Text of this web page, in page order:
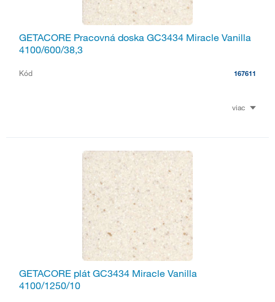
GETACORE Pracovná doska GC3434 Miracle Vanilla
4100/600/38,3
Kód 167611
viac
GETACORE plát GC3434 Miracle Vanilla
4100/1250/10